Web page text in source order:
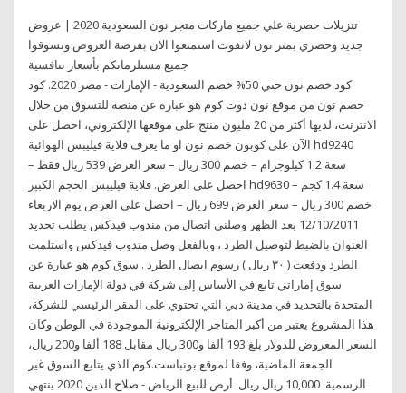
تنزيلات حصرية علي جميع ماركات متجر نون السعودية 2020 | عروض
جديد وحصري بمتر نون لاتفوت استمتعوا الان بفرصة العروض وتسوقوا
جميع مستلزماتكم بأسعار تنافسية
كود خصم نون حتي 50% خصم السعودية - الإمارات - مصر 2020. كود
خصم نون من موقع نون دوت كوم هو عبارة عن منصة للتسوق من خلال
الانترنت، لديها أكثر من 20 مليون منتج على موقعها الإلكتروني، احصل على
الآن على كوبون خصم نون او ما يعرف قلاية فيليبس الهوائية hd9240
سعة 1.2 كيلوجرام – خصم 300 ريال – سعر العرض 539 ريال فقط –
احصل على العرض. قلاية فيليبس الحجم الكبير hd9630 سعة 1.4 كجم –
خصم 300 ريال – سعر العرض 699 ريال – احصل على العرض يوم الاربعاء
12/10/2011 بعد الظهر وصلني اتصال من مندوب فيدكس يطلب تحديد
العنوان بالضبط لتوصيل الطرد ، وبالفعل وصل مندوب فيدكس واستلمت
الطرد ودفعت ( ٣٠ ريال ) رسوم ايصال الطرد . سوق كوم هو عبارة عن
سوق إماراتي تابع في الأساس إلى شركة في دولة الإمارات العربية
المتحدة بالتحديد في مدينة دبي التي تحتوي على المقر الرئيسي للشركة،
هذا المشروع يعتبر من أكبر المتاجر الإلكترونية الموجودة في الوطن وكان
السعر المعروض للدولار بلغ 193 ألفا و300 ريال مقابل 188 ألفا و200 ريال،
الجمعة الماضية، وفقا لموقع بونباست.كوم الذي يتابع السوق غير
الرسمية. 10,000 ريال ريال. أرض للبيع الرياض - صلاح الدين 2020 ينتهي